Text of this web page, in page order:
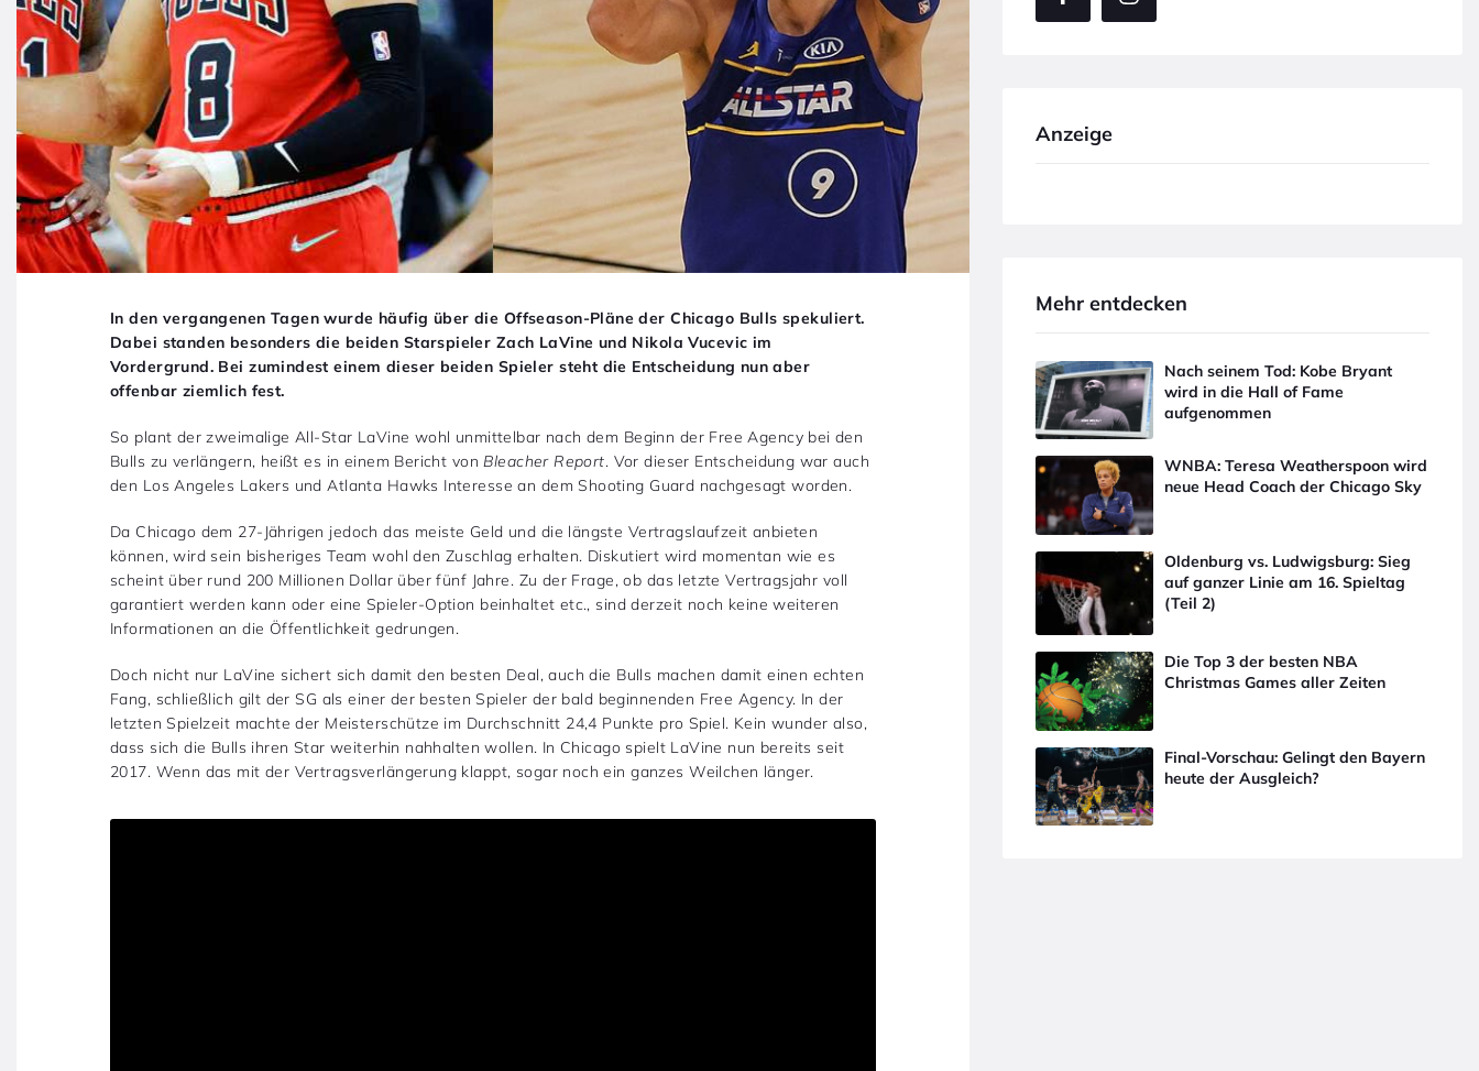
In den vergangenen Tagen wurde häufig über die Offseason-Pläne der Chicago Bulls spekuliert.
Dabei standen besonders die beiden Starspieler Zach LaVine und Nikola Vucevic im
Vordergrund. Bei zumindest einem dieser beiden Spieler steht die Entscheidung nun aber
offenbar ziemlich fest.
So plant der zweimalige All-Star LaVine wohl unmittelbar nach dem Beginn der Free Agency bei den
Bulls zu verlängern, heißt es in einem Bericht vonBleacher Report. Vor dieser Entscheidung war auch
den Los Angeles Lakers und Atlanta Hawks Interesse an dem Shooting Guard nachgesagt worden.
Da Chicago dem 27-Jährigen jedoch das meiste Geld und die längste Vertragslaufzeit anbieten
können, wird sein bisheriges Team wohl den Zuschlag erhalten. Diskutiert wird momentan wie es
scheint über rund 200 Millionen Dollar über fünf Jahre. Zu der Frage, ob das letzte Vertragsjahr voll
garantiert werden kann oder eine Spieler-Option beinhaltet etc., sind derzeit noch keine weiteren
Informationen an die Öffentlichkeit gedrungen.
Doch nicht nur LaVine sichert sich damit den besten Deal, auch die Bulls machen damit einen echten
Fang, schließlich gilt der SG als einer der besten Spieler der bald beginnenden Free Agency. In der
letzten Spielzeit machte der Meisterschütze im Durchschnitt 24,4 Punkte pro Spiel. Kein wunder also,
dass sich die Bulls ihren Star weiterhin nahhalten wollen. In Chicago spielt LaVine nun bereits seit
2017. Wenn das mit der Vertragsverlängerung klappt, sogar noch ein ganzes Weilchen länger.
Anzeige
Mehr entdecken
Nach seinem Tod: Kobe Bryant
wird in die Hall of Fame
aufgenommen
WNBA: Teresa Weatherspoon wird
neue Head Coach der Chicago Sky
Oldenburg vs. Ludwigsburg: Sieg
auf ganzer Linie am 16. Spieltag
(Teil 2)
Die Top 3 der besten NBA
Christmas Games aller Zeiten
Final-Vorschau: Gelingt den Bayern
heute der Ausgleich?